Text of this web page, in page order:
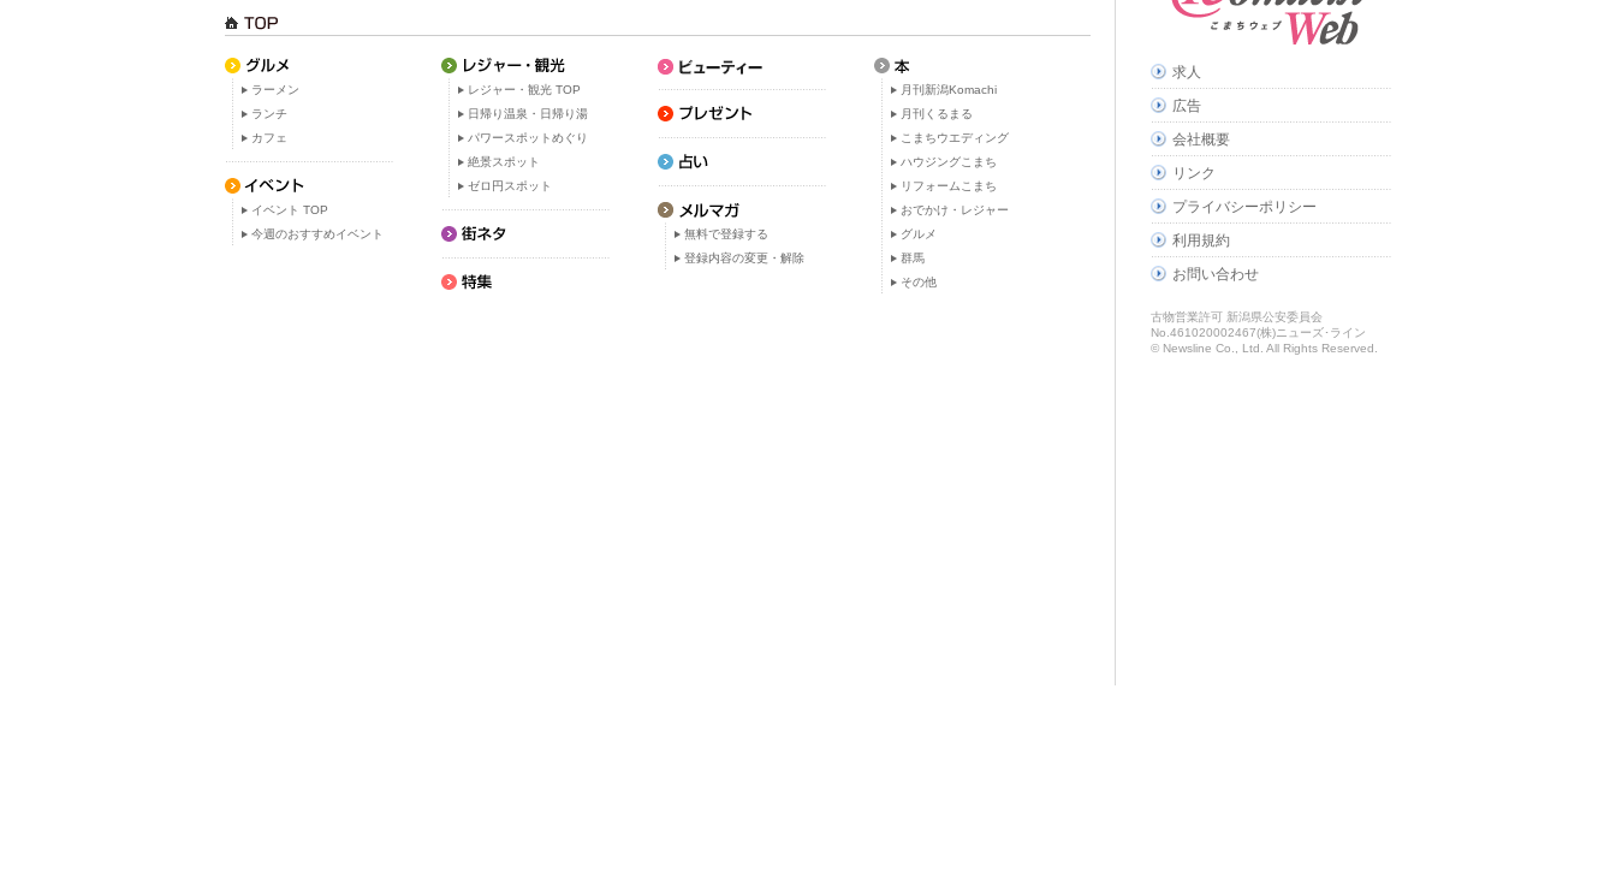
ラーメン
ランチ
カフェ
イベント TOP
今週のおすすめイベント
レジャー・観光 TOP
日帰り温泉・日帰り湯
パワースポットめぐり
絶景スポット
ゼロ円スポット
無料で登録する
登録内容の変更・解除
月刊新潟Komachi
月刊くるまる
こまちウエディング
ハウジングこまち
リフォームこまち
おでかけ・レジャー
グルメ
群馬
その他
求人
広告
会社概要
リンク
プライバシーポリシー
利用規約
お問い合わせ
古物営業許可 新潟県公安委員会
No.461020002467(株)ニューズ･ライン
© Newsline Co., Ltd. All Rights Reserved.